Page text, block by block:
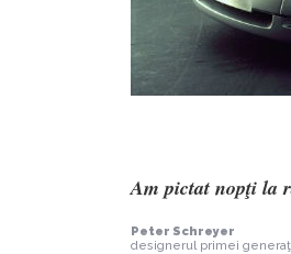
Am pictat nopţi la
Peter Schreyer
designerul primei